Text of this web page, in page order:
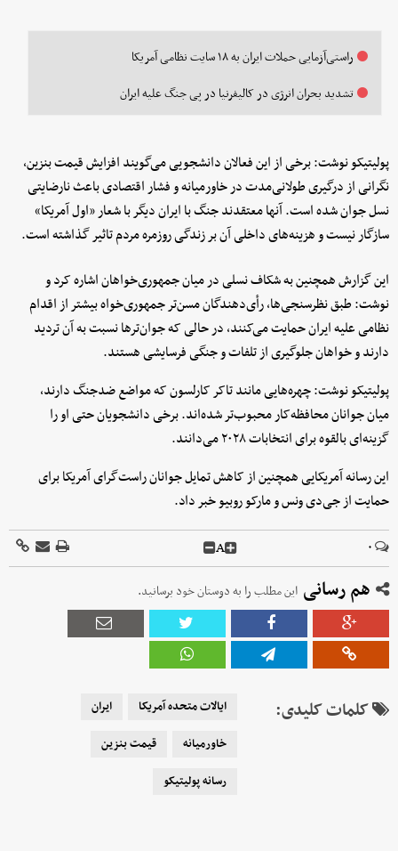
راستی‌آزمایی حملات ایران به ۱۸ سایت نظامی آمریکا
تشدید بحران انرژی در کالیفرنیا در پی جنگ علیه ایران
پولیتیکو نوشت: برخی از این فعالان دانشجویی می‌گویند افزایش قیمت بنزین،
نگرانی از درگیری طولانی‌مدت در خاورمیانه و فشار اقتصادی باعث نارضایتی
نسل جوان شده است. آنها معتقدند جنگ با ایران دیگر با شعار «اول آمریکا»
سازگار نیست و هزینه‌های داخلی آن بر زندگی روزمره مردم تاثیر گذاشته است.
این گزارش همچنین به شکاف نسلی در میان جمهوری‌خواهان اشاره کرد و
نوشت: طبق نظرسنجی‌ها، رأی‌دهندگان مسن‌تر جمهوری‌خواه بیشتر از اقدام
نظامی علیه ایران حمایت می‌کنند، در حالی که جوان‌ترها نسبت به آن تردید
دارند و خواهان جلوگیری از تلفات و جنگی فرسایشی هستند.
پولیتیکو نوشت: چهره‌هایی مانند تاکر کارلسون که مواضع ضدجنگ دارند،
میان جوانان محافظه‌کار محبوب‌تر شده‌اند. برخی دانشجویان حتی او را
گزینه‌ای بالقوه برای انتخابات ۲۰۲۸ می‌دانند.
این رسانه آمریکایی همچنین از کاهش تمایل جوانان راست‌گرای آمریکا برای
حمایت از جی‌دی ونس و مارکو روبیو خبر داد.
۰ A
هم رسانی این مطلب را به دوستان خود برسانید.
کلمات کلیدی: ایالات متحده آمریکا
ایران
خاورمیانه
قیمت بنزین
رسانه پولیتیکو